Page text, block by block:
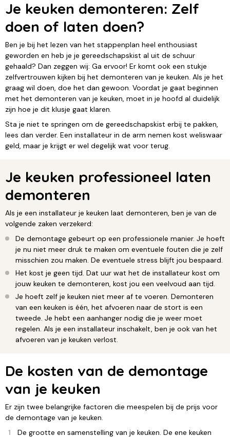
Je keuken demonteren: Zelf
doen of laten doen?
Ben je bij het lezen van het stappenplan heel enthousiast
geworden en heb je je gereedschapskist al uit de schuur
gehaald? Dan zeggen wij: Ga ervoor! Er komt ook een stukje
zelfvertrouwen kijken bij het demonteren van je keuken. Als je het
graag wil doen, doe het dan gewoon. Voordat je gaat beginnen
met het demonteren van je keuken, moet in je hoofd al duidelijk
zijn hoe je dit klusje gaat klaren.
Sta je niet te springen om de gereedschapskist erbij te pakken,
lees dan verder. Een installateur in de arm nemen kost weliswaar
geld, maar je krijgt er wel degelijk wat voor terug.
Je keuken professioneel laten
demonteren
Als je een installateur je keuken laat demonteren, ben je van de
volgende zaken verzekerd:
De demontage gebeurt op een professionele manier. Je hoeft
je nu niet meer druk te maken om eventuele fouten die je zelf
misschien zou maken. De eventuele stress blijft jou bespaard.
Het kost je geen tijd. Dat uur wat het de installateur kost om
jouw keuken te demonteren, kost jou een veelvoud aan tijd.
Je hoeft zelf je keuken niet meer af te voeren. Demonteren
van een keuken is één, het afvoeren naar de stort is een
tweede. Je hebt een aanhanger nodig die je weer moet
regelen. Als je een installateur inschakelt, ben je ook van het
afvoeren van je keuken verlost.
De kosten van de demontage
van je keuken
Er zijn twee belangrijke factoren die meespelen bij de prijs voor
de demontage van je keuken.
De grootte en samenstelling van je keuken. De ene keuken